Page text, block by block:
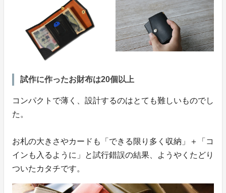
試作に作ったお財布は20個以上
コンパクトで薄く、設計するのはとても難しいものでし
た。
お札の大きさやカードも「できる限り多く収納」＋「コ
インも入るように」と試行錯誤の結果、ようやくたどり
ついたカタチです。